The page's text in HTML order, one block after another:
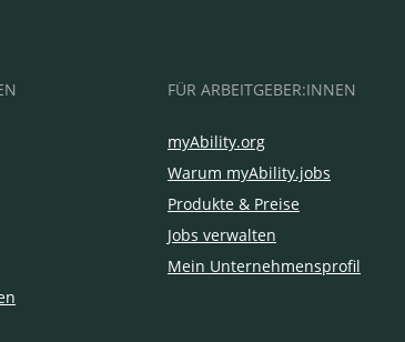
FÜR ARBEITGEBER:INNEN
myAbility.org
Warum myAbility.jobs
Produkte & Preise
Jobs verwalten
Mein Unternehmensprofil